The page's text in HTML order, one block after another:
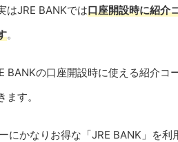
はJRE BANKでは口座開設時に紹介
。
BANKの口座開設時に使える紹介コ
す。
にかなりお得な「JRE BANK」を